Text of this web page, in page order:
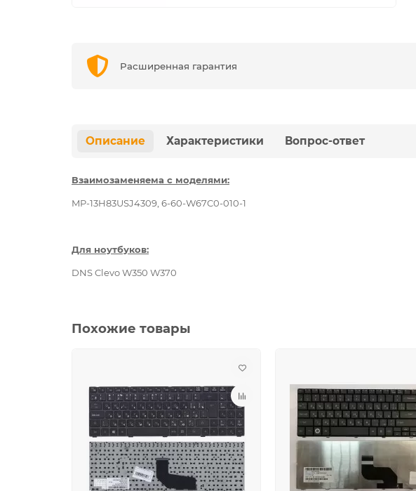
Расширенная гарантия
Описание Характеристики Вопрос-ответ
Взаимозаменяема с моделями:
MP-13H83USJ4309, 6-60-W67C0-010-1
Для ноутбуков:
DNS Clevo W350 W370
Похожие товары